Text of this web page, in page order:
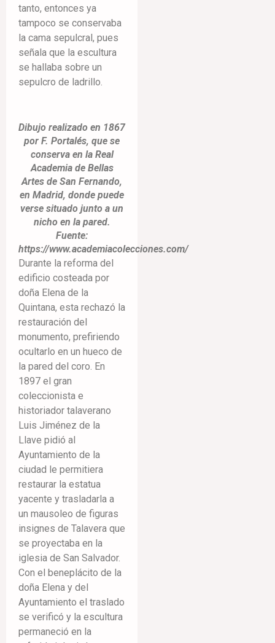
tanto, entonces ya
tampoco se conservaba
la cama sepulcral, pues
señala que la escultura
se hallaba sobre un
sepulcro de ladrillo.
Dibujo realizado en 1867
por F. Portalés, que se
conserva en la Real
Academia de Bellas
Artes de San Fernando,
en Madrid, donde puede
verse situado junto a un
nicho en la pared.
Fuente:
https://www.academiacolecciones.com/
Durante la reforma del
edificio costeada por
doña Elena de la
Quintana, esta rechazó la
restauración del
monumento, prefiriendo
ocultarlo en un hueco de
la pared del coro. En
1897 el gran
coleccionista e
historiador talaverano
Luis Jiménez de la
Llave pidió al
Ayuntamiento de la
ciudad le permitiera
restaurar la estatua
yacente y trasladarla a
un mausoleo de figuras
insignes de Talavera que
se proyectaba en la
iglesia de San Salvador.
Con el beneplácito de la
doña Elena y del
Ayuntamiento el traslado
se verificó y la escultura
permaneció en la